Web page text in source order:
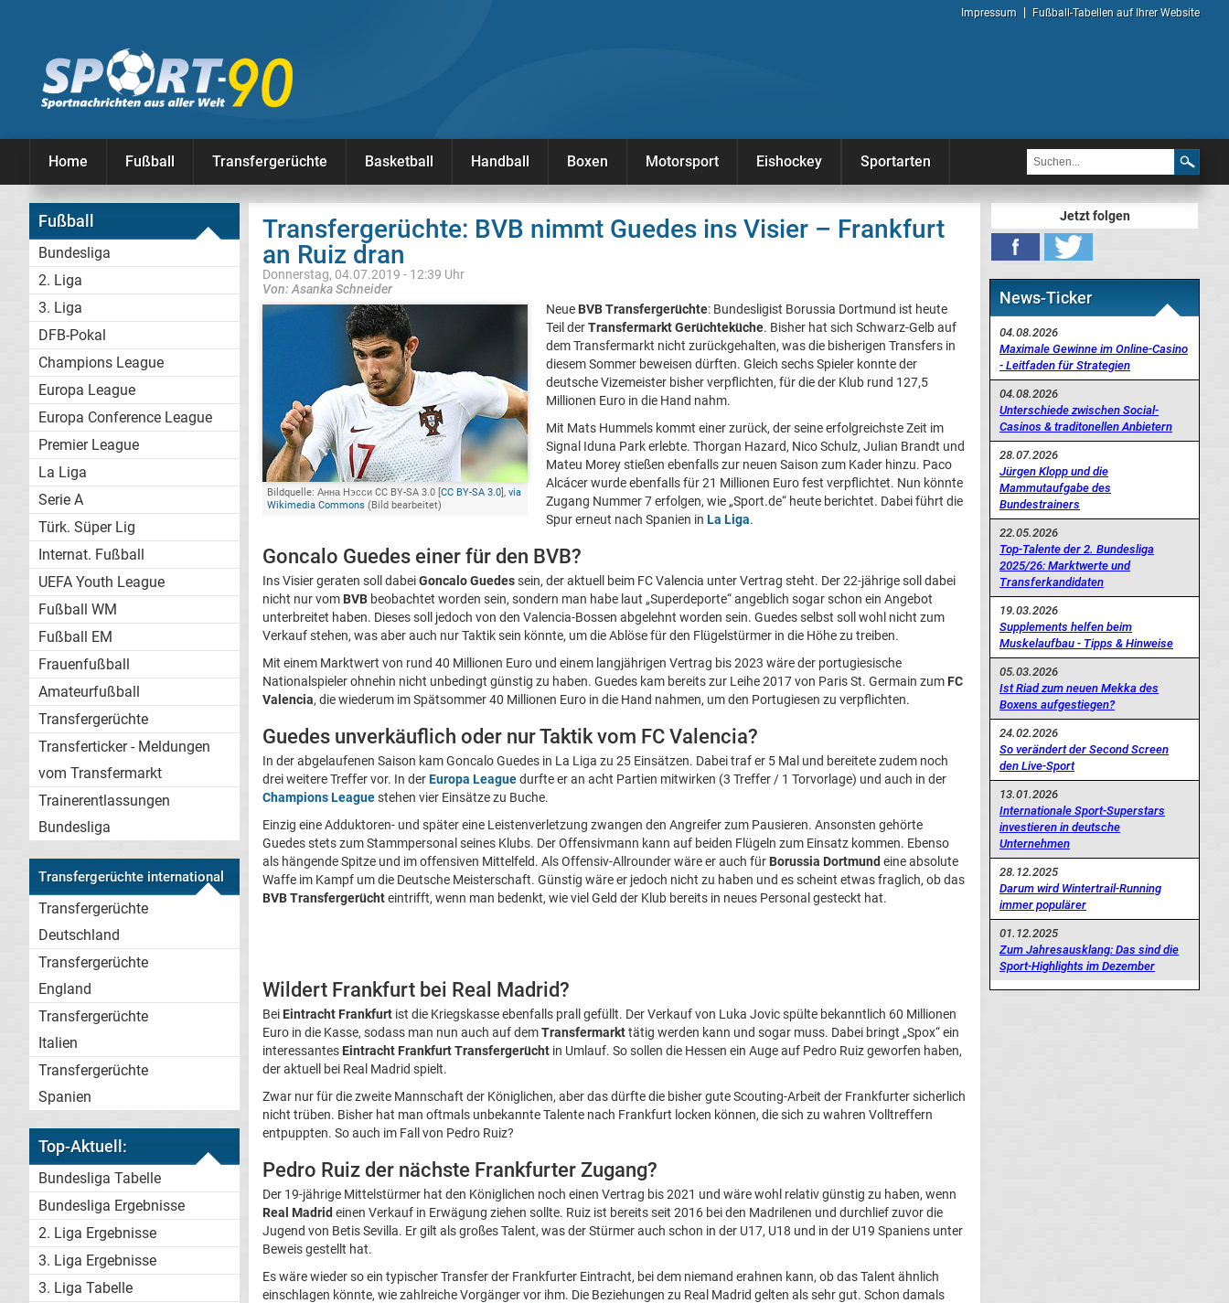
Impressum Fußball-Tabellen auf Ihrer Website
Home Fußball Transfergerüchte Basketball Handball Boxen Motorsport Eishockey Sportarten
Fußball
Bundesliga
2. Liga
3. Liga
DFB-Pokal
Champions League
Europa League
Europa Conference League
Premier League
La Liga
Serie A
Türk. Süper Lig
Internat. Fußball
UEFA Youth League
Fußball WM
Fußball EM
Frauenfußball
Amateurfußball
Transfergerüchte
Transferticker - Meldungen
vom Transfermarkt
Trainerentlassungen
Bundesliga
Transfergerüchte international
Transfergerüchte
Deutschland
Transfergerüchte
England
Transfergerüchte
Italien
Transfergerüchte
Spanien
Top-Aktuell:
Bundesliga Tabelle
Bundesliga Ergebnisse
2. Liga Ergebnisse
3. Liga Ergebnisse
3. Liga Tabelle
Transfergerüchte: BVB nimmt Guedes ins Visier – Frankfurt
an Ruiz dran
Donnerstag, 04.07.2019 - 12:39 Uhr
Von: Asanka Schneider
Bildquelle: Анна Нэсси CC BY-SA 3.0 [CC BY-SA 3.0], via
Wikimedia Commons (Bild bearbeitet)
Neue BVB Transfergerüchte: Bundesligist Borussia Dortmund ist heute
Teil derTransfermarkt Gerüchteküche. Bisher hat sich Schwarz-Gelb auf
dem Transfermarkt nicht zurückgehalten, was die bisherigen Transfers in
diesem Sommer beweisen dürften. Gleich sechs Spieler konnte der
deutsche Vizemeister bisher verpflichten, für die der Klub rund 127,5
Millionen Euro in die Hand nahm.
Mit Mats Hummels kommt einer zurück, der seine erfolgreichste Zeit im
Signal Iduna Park erlebte. Thorgan Hazard, Nico Schulz, Julian Brandt und
Mateu Morey stießen ebenfalls zur neuen Saison zum Kader hinzu. Paco
Alcácer wurde ebenfalls für 21 Millionen Euro fest verpflichtet. Nun könnte
Zugang Nummer 7 erfolgen, wie „Sport.de“ heute berichtet. Dabei führt die
Spur erneut nach Spanien in La Liga.
Goncalo Guedes einer für den BVB?
Ins Visier geraten soll dabeiGoncalo Guedessein, der aktuell beim FC Valencia unter Vertrag steht. Der 22-jährige soll dabei
nicht nur vom BVB beobachtet worden sein, sondern man habe laut „Superdeporte“ angeblich sogar schon ein Angebot
unterbreitet haben. Dieses soll jedoch von den Valencia-Bossen abgelehnt worden sein. Guedes selbst soll wohl nicht zum
Verkauf stehen, was aber auch nur Taktik sein könnte, um die Ablöse für den Flügelstürmer in die Höhe zu treiben.
Mit einem Marktwert von rund 40 Millionen Euro und einem langjährigen Vertrag bis 2023 wäre der portugiesische
Nationalspieler ohnehin nicht unbedingt günstig zu haben. Guedes kam bereits zur Leihe 2017 von Paris St. Germain zum FC
Valencia, die wiederum im Spätsommer 40 Millionen Euro in die Hand nahmen, um den Portugiesen zu verpflichten.
Guedes unverkäuflich oder nur Taktik vom FC Valencia?
In der abgelaufenen Saison kam Goncalo Guedes in La Liga zu 25 Einsätzen. Dabei traf er 5 Mal und bereitete zudem noch
drei weitere Treffer vor. In derEuropa Leaguedurfte er an acht Partien mitwirken (3 Treffer / 1 Torvorlage) und auch in der
Champions Leaguestehen vier Einsätze zu Buche.
Einzig eine Adduktoren- und später eine Leistenverletzung zwangen den Angreifer zum Pausieren. Ansonsten gehörte
Guedes stets zum Stammpersonal seines Klubs. Der Offensivmann kann auf beiden Flügeln zum Einsatz kommen. Ebenso
als hängende Spitze und im offensiven Mittelfeld. Als Offensiv-Allrounder wäre er auch für Borussia Dortmund eine absolute
Waffe im Kampf um die Deutsche Meisterschaft. Günstig wäre er jedoch nicht zu haben und es scheint etwas fraglich, ob das
BVB Transfergerüchteintrifft, wenn man bedenkt, wie viel Geld der Klub bereits in neues Personal gesteckt hat.
Wildert Frankfurt bei Real Madrid?
Bei Eintracht Frankfurt ist die Kriegskasse ebenfalls prall gefüllt. Der Verkauf von Luka Jovic spülte bekanntlich 60 Millionen
Euro in die Kasse, sodass man nun auch auf demTransfermarkttätig werden kann und sogar muss. Dabei bringt „Spox“ ein
interessantes Eintracht Frankfurt Transfergerücht in Umlauf. So sollen die Hessen ein Auge auf Pedro Ruiz geworfen haben,
der aktuell bei Real Madrid spielt.
Zwar nur für die zweite Mannschaft der Königlichen, aber das dürfte die bisher gute Scouting-Arbeit der Frankfurter sicherlich
nicht trüben. Bisher hat man oftmals unbekannte Talente nach Frankfurt locken können, die sich zu wahren Volltreffern
entpuppten. So auch im Fall von Pedro Ruiz?
Pedro Ruiz der nächste Frankfurter Zugang?
Der 19-jährige Mittelstürmer hat den Königlichen noch einen Vertrag bis 2021 und wäre wohl relativ günstig zu haben, wenn
Real Madrid einen Verkauf in Erwägung ziehen sollte. Ruiz ist bereits seit 2016 bei den Madrilenen und durchlief zuvor die
Jugend von Betis Sevilla. Er gilt als großes Talent, was der Stürmer auch schon in der U17, U18 und in der U19 Spaniens unter
Beweis gestellt hat.
Es wäre wieder so ein typischer Transfer der Frankfurter Eintracht, bei dem niemand erahnen kann, ob das Talent ähnlich
einschlagen könnte, wie zahlreiche Vorgänger vor ihm. Die Beziehungen zu Real Madrid gelten als sehr gut. Schon damals
Jetzt folgen
News-Ticker
04.08.2026
Maximale Gewinne im Online-Casino
- Leitfaden für Strategien
04.08.2026
Unterschiede zwischen Social-
Casinos & traditonellen Anbietern
28.07.2026
Jürgen Klopp und die
Mammutaufgabe des
Bundestrainers
22.05.2026
Top-Talente der 2. Bundesliga
2025/26: Marktwerte und
Transferkandidaten
19.03.2026
Supplements helfen beim
Muskelaufbau - Tipps & Hinweise
05.03.2026
Ist Riad zum neuen Mekka des
Boxens aufgestiegen?
24.02.2026
So verändert der Second Screen
den Live-Sport
13.01.2026
Internationale Sport-Superstars
investieren in deutsche
Unternehmen
28.12.2025
Darum wird Wintertrail-Running
immer populärer
01.12.2025
Zum Jahresausklang: Das sind die
Sport-Highlights im Dezember